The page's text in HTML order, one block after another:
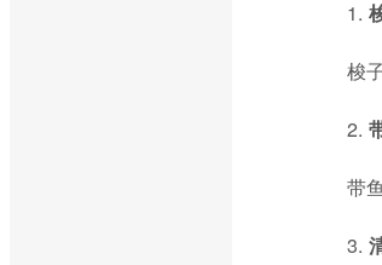
1.
梭
2.
带
3.